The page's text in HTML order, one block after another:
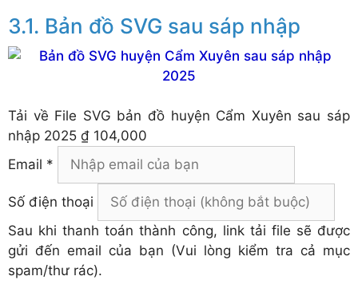
Bản đồ SVG sau sáp nhập
Tải về File SVG bản đồ huyện Cẩm Xuyên sau sáp
nhập 2025 ₫ 104,000
Email *
Số điện thoại
Sau khi thanh toán thành công, link tải file sẽ được
gửi đến email của bạn (Vui lòng kiểm tra cả mục
spam/thư rác).